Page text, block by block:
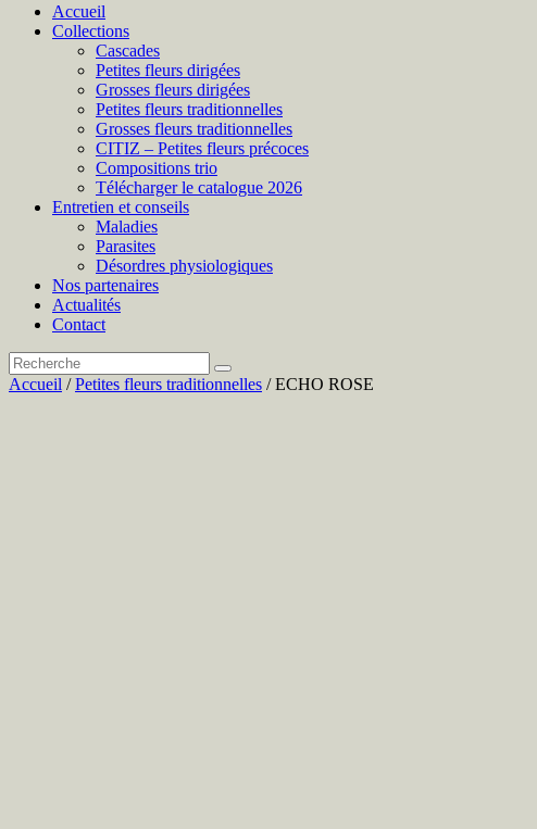
Accueil
Collections
Cascades
Petites fleurs dirigées
Grosses fleurs dirigées
Petites fleurs traditionnelles
Grosses fleurs traditionnelles
CITIZ – Petites fleurs précoces
Compositions trio
Télécharger le catalogue 2026
Entretien et conseils
Maladies
Parasites
Désordres physiologiques
Nos partenaires
Actualités
Contact
Accueil /Petites fleurs traditionnelles / ECHO ROSE